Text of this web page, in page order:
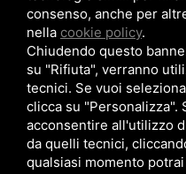
consenso, anche per
nella cookie policy.
Chiudendo questo
su "Rifiuta", verranno
tecnici. Se vuoi
clicca su "Personalizza".
acconsentire all'utilizzo
da quelli tecnici,
qualsiasi momento
40138
Privacy Policy
© 2026 AIRUM